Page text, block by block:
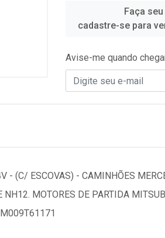
Faça
cadastre-se para
Avise-me quando
(C/ ESCOVAS) - CAMINHÕES
MOTORES DE PARTIDA